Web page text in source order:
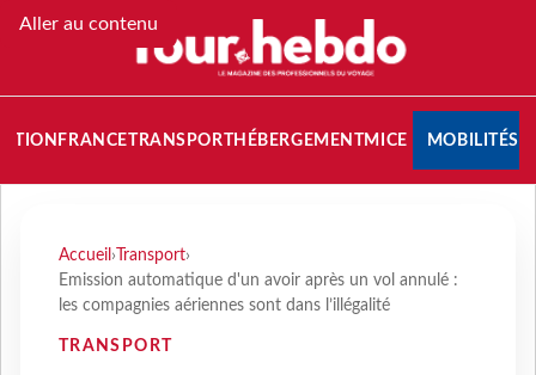
Aller au contenu
FRANCETRANSPORT HÉBERGEMENTMICE MOBILITÉS
Accueil › Transport›
Emission automatique d'un avoir après un vol annulé :
les compagnies aériennes sont dans l’illégalité
TRANSPORT